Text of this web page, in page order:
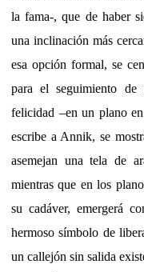
la fama-, que de haber
una inclinación más
esa opción formal, se
para el seguimiento de
felicidad –en un plano
escribe a Annik, se
asemejan una tela de
mientras que en los
su cadáver, emergerá
hermoso símbolo de
un callejón sin salida